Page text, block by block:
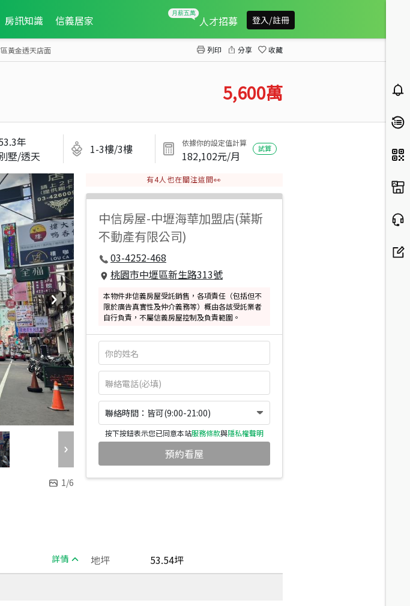
房訊知識 信義居家 人才招募 登入/註冊
黃金透天店面 列印 分享 收藏
5,600萬
年
墅/透天
1-3樓/3樓 依據你的設定值計算
182,102元/月
試算
1/6
有4人也在關注這間👀
中信房屋-中壢海華加盟店(葉斯
不動產有限公司)
03-4252-468
桃園市中壢區新生路313號
本物件非信義房屋受託銷售，各項責任（包括但不
限於廣告真實性及仲介義務等）概由各該受託業者
自行負責，不屬信義房屋控制及負責範圍。
聯絡時間：皆可(9:00-21:00)
按下按鈕表示您已同意本站服務條款與隱私權聲明
預約看屋
詳情 地坪
53.54坪